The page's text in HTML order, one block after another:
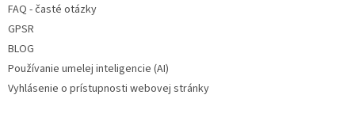
FAQ - časté otázky
GPSR
BLOG
Používanie umelej inteligencie (AI)
Vyhlásenie o prístupnosti webovej stránky